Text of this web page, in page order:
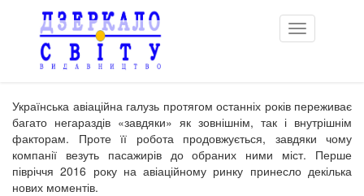
Toggle
navigation
Українська авіаційна галузь протягом останніх років переживає
багато негараздів «завдяки» як зовнішнім, так і внутрішнім
факторам. Проте її робота продовжується, завдяки чому
компанії везуть пасажирів до обраних ними міст. Перше
півріччя 2016 року на авіаційному ринку принесло декілька
нових моментів.